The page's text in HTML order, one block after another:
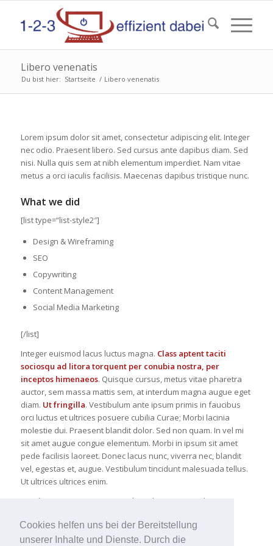
Cookies helfen uns bei der Bereitstellung
unserer Inhalte und Dienste. Durch die
Libero venenatis
Du bist hier: Startseite / Libero venenatis
Lorem ipsum dolor sit amet, consectetur adipiscing elit. Integer
nec odio. Praesent libero. Sed cursus ante dapibus diam. Sed
nisi. Nulla quis sem at nibh elementum imperdiet. Nam vitae
metus a orci iaculis facilisis. Maecenas dapibus tristique nunc.
What we did
[list type=“list-style2″]
Design & Wireframing
SEO
Copywriting
Content Management
Social Media Marketing
[/list]
Integer euismod lacus luctus magna. Class aptent taciti
sociosqu ad litora torquent per conubia nostra, per
inceptos himenaeos. Quisque cursus, metus vitae pharetra
auctor, sem massa mattis sem, at interdum magna augue eget
diam. Ut fringilla. Vestibulum ante ipsum primis in faucibus
orci luctus et ultrices posuere cubilia Curae; Morbi lacinia
molestie dui. Praesent blandit dolor. Sed non quam. In vel mi
sit amet augue congue elementum. Morbi in ipsum sit amet
pede facilisis laoreet. Donec lacus nunc, viverra nec, blandit
vel, egestas et, augue. Vestibulum tincidunt malesuada tellus.
Ut ultrices ultrices enim.
Curabitur sit amet mauris. Morbi in dui quis est pulvinar